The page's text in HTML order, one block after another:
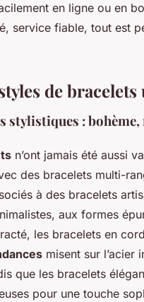
en ligne ou en
service fiable, tout est
de
stylistiques :
n’ont jamais été aussi
des bracelets multi-
à des bracelets
aux formes
les bracelets en
misent sur l’acier
que les bracelets
pour une touche